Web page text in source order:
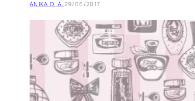
ANIKA D. A. 29/06/2017